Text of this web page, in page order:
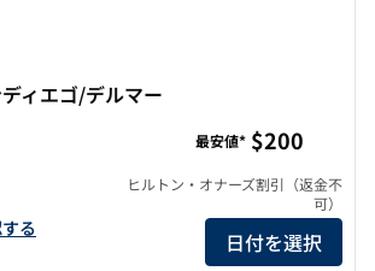
ディエゴ/デルマー
エゴ/デルマーの詳細を見る
る
最安値* $200
ヒルトン・オナーズ割引（返金不
可）
日付を選択